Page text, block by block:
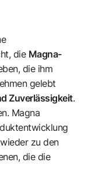
die Magna-
die ihm
gelebt
Zuverlässigkeit.
Magna
zu den
die die